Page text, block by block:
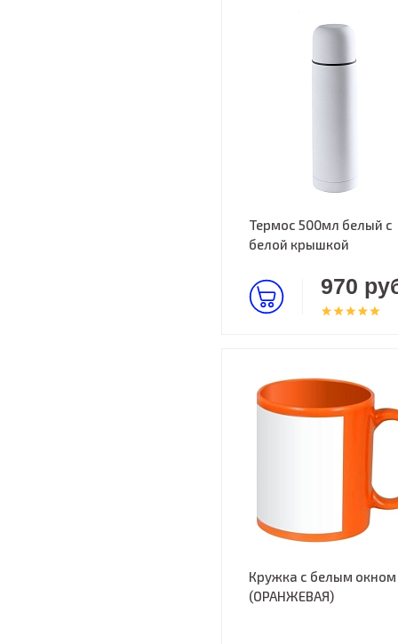
Термос 500мл белый с
белой крышкой
970
Кружка с белым окном
(ОРАНЖЕВАЯ)